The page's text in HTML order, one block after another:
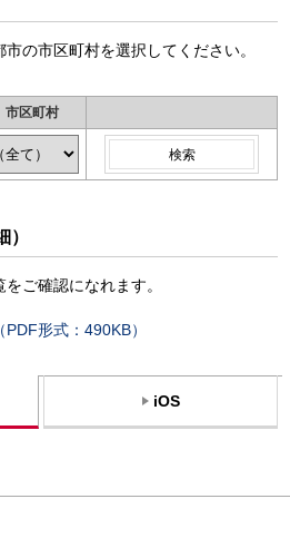
の市区町村を選択してください。
市区町村
検索
ご確認になれます。
形式：490KB）
iOS